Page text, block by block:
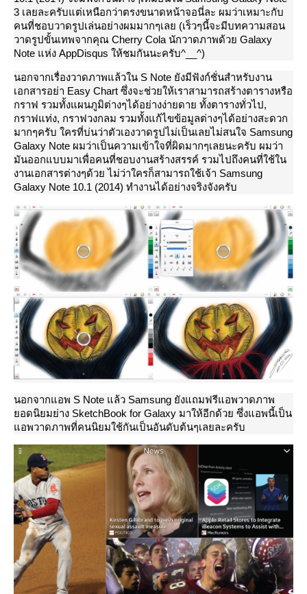
3 เลยละครับแต่เหนือกว่าตรงขนาดหน้าจอนี่ละ ผมว่าเหมาะกับ
คนที่ชอบวาดรูปเล่นอย่างผมมากๆเลย (เร็วๆนี้จะมีบทความสอน
วาดรูปขั้นเทพจากคุณ Cherry Cola นักวาดภาพด้วย Galaxy
Note แห่ง AppDisqus ให้ชมกันนะครับ^__^)
นอกจากเรื่องวาดภาพแล้วใน S Note ยังมีฟังก์ชั่นสำหรับงาน
เอกสารอย่า Easy Chart ซึ่งจะช่วยให้เราสามารถสร้างตารางหรือ
กราฟ รวมทั้งแผนภูมิต่างๆได้อย่างง่ายดาย ทั้งตารางทั่วไป,
กราฟแท่ง, กราฟวงกลม รวมทั้งแก้ไขข้อมูลต่างๆได้อย่างสะดวก
มากๆครับ ใครที่บ่นว่าตัวเองวาดรูปไม่เป็นเลยไม่สนใจ Samsung
Galaxy Note ผมว่าเป็นความเข้าใจที่ผิดมากๆเลยนะครับ ผมว่า
มันออกแบบมาเพื่อคนที่ชอบงานสร้างสรรค์ รวมไปถึงคนที่ใช้ใน
งานเอกสารต่างๆด้วย ไม่ว่าใครก็สามารถใช้เจ้า Samsung
Galaxy Note 10.1 (2014) ทำงานได้อย่างจริงจังครับ
นอกจากแอพ S Note แล้ว Samsung ยังแถมฟรีแอพวาดภาพ
อดนิยมย่าง SketchBook for Galaxy มาให้อีกด้วย ซึ่งแอพนี้เป็น
อพวาดภาพที่คนนิยมใช้กันเป็นอันดับต้นๆเลยละครับ